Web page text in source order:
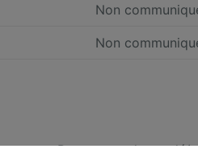
Non
Non
Pas encore